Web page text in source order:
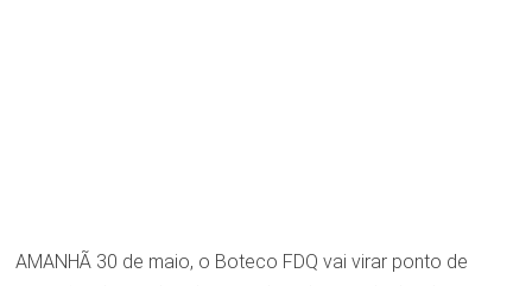
AMANHÃ 30 de maio, o Boteco FDQ vai virar ponto de